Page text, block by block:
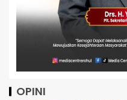
OPINI